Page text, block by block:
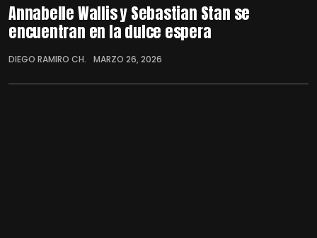
Annabelle Wallis y Sebastian Stan se
encuentran en la dulce espera
DIEGO RAMIRO CH. MARZO 26, 2026